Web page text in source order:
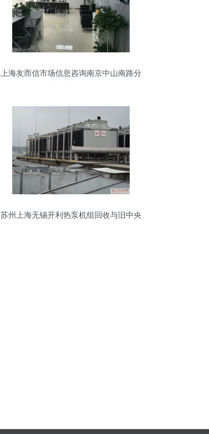
上海友而信市场信息咨询南京中山南路分
苏州上海无锡开利热泵机组回收与旧中央